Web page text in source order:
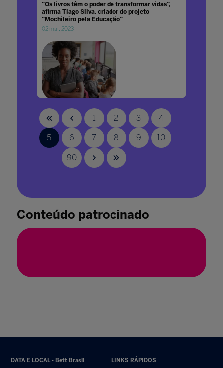
“Os livros têm o poder de transformar vidas”,
afirma Tiago Silva, criador do projeto
“Mochileiro pela Educação”
02 mai. 2023
(Auto) Formação docente: crescendo em
2025 para onde você quiser!
18 fev. 2025
(Re)pensando a Universidade
05 abr. 2021
1 2 3 4
5 6 7 8 9 10
90
Conteúdo patrocinado
DATA E LOCAL - Bett Brasil LINKS RÁPIDOS